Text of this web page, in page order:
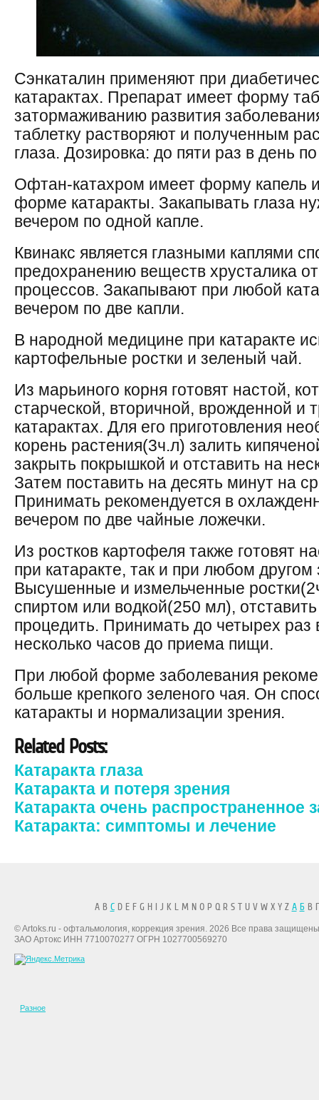
Сэнкаталин применяют при
катарактах. Препарат имеет форму
затормаживанию развития
таблетку растворяют и полученным
глаза. Дозировка: до пяти раз в день
Офтан-катахром имеет форму капель
форме катаракты. Закапывать глаза
вечером по одной капле.
Квинакс является глазными каплями
предохранению веществ хрусталика
процессов. Закапывают при любой
вечером по две капли.
В народной медицине при катаракте
картофельные ростки и зеленый чай.
Из марьиного корня готовят настой,
старческой, вторичной, врожденной и
катарактах. Для его приготовления
корень растения(3ч.л) залить
закрыть покрышкой и отставить на
Затем поставить на десять минут на
Принимать рекомендуется в
вечером по две чайные ложечки.
Из ростков картофеля также готовят
при катаракте, так и при любом
Высушенные и измельченные
спиртом или водкой(250 мл),
процедить. Принимать до четырех раз
несколько часов до приема пищи.
При любой форме заболевания
больше крепкого зеленого чая. Он
катаракты и нормализации зрения.
Related Posts:
Катаракта глаза
Катаракта и потеря зрения
Катаракта очень распространенное
Катаракта: симптомы и лечение
A B CD E F G H I J K L M N O P Q R S T U V W X Y Z А БВ
© Artoks.ru - офтальмология, коррекция зрения. 2026 Все права
ЗАО Артокс ИНН 7710070277 ОГРН 1027700569270
Разное